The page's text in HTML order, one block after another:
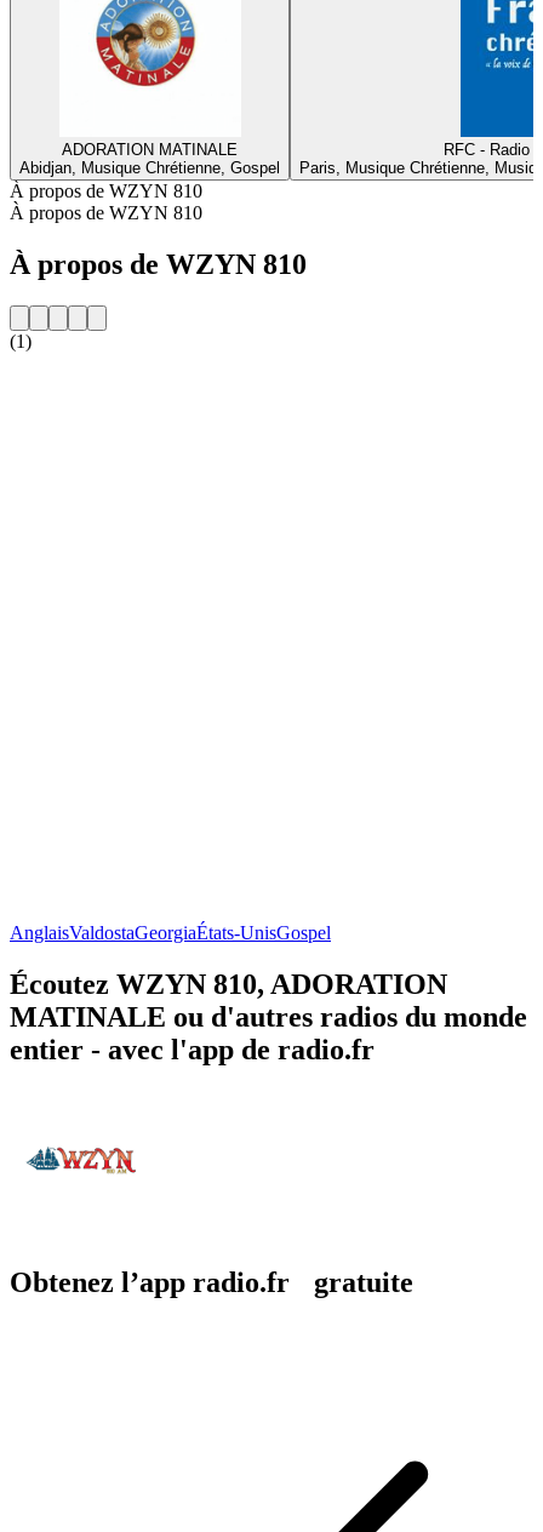
ADORATION MATINALE
Abidjan, Musique Chrétienne, Gospel
RFC - Radio
Paris, Musique Chrétienne,
À propos de WZYN 810
À propos de WZYN 810
À propos de WZYN 810
(1)
AnglaisValdostaGeorgiaÉtats-UnisGospel
Écoutez WZYN 810, ADORATION
MATINALE ou d'autres radios du monde
entier - avec l'app de radio.fr
Obtenez l’app radio.fr gratuite